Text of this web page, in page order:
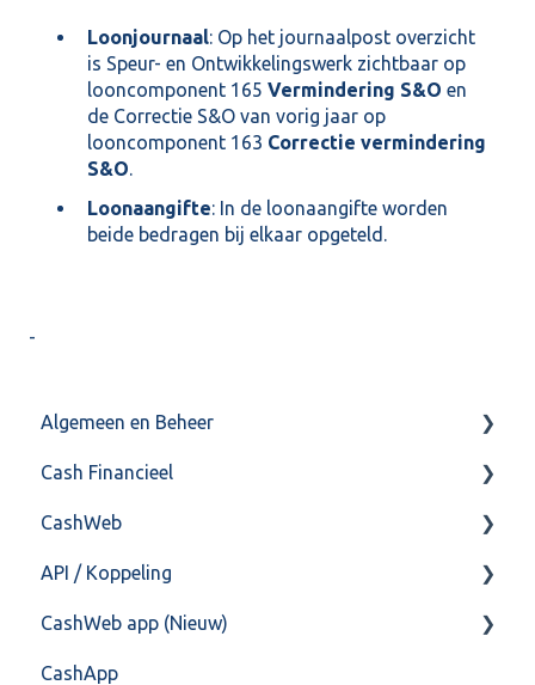
Loonjournaal: Op het journaalpost overzicht
is Speur- en Ontwikkelingswerk zichtbaar op
looncomponent 165 Vermindering S&O en
de Correctie S&O van vorig jaar op
looncomponent 163 Correctie vermindering
S&O.
Loonaangifte: In de loonaangifte worden
beide bedragen bij elkaar opgeteld.
-
Algemeen en Beheer
Bank(koppeling)
Import/Export
Postbus
Training & Consultancy
Overig
Cash Financieel
Boekhoud
Fiscaal
Overig
CashWeb
CashHero Layout
Mailen vanuit CASHWeb
Algemeen gebruik
API / Koppeling
Algemeen
Api 3.0 (SOAP API)
CashWeb app (Nieuw)
Veel gestelde vragen
CashApp